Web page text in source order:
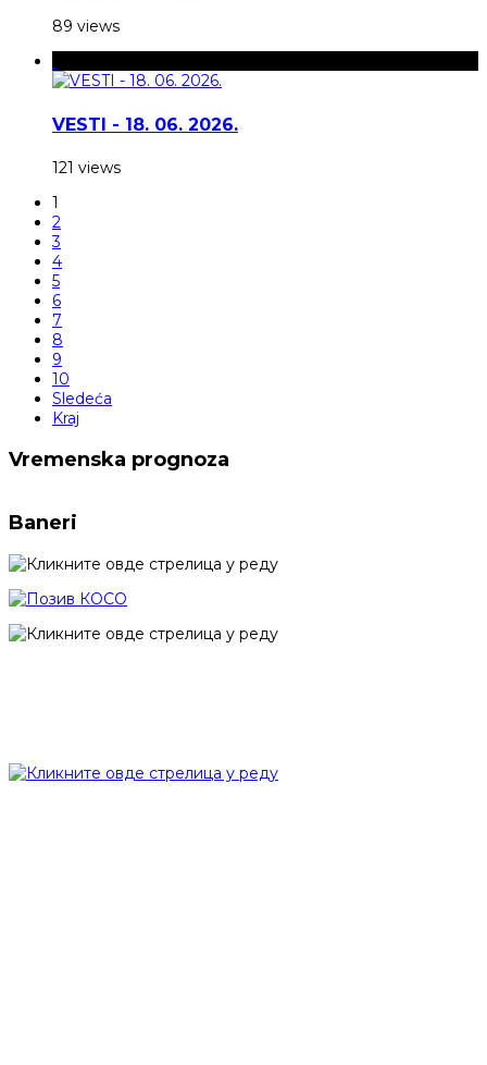
89 views
VESTI - 18. 06. 2026.
121 views
1
2
3
4
5
6
7
8
9
10
Sledeća
Kraj
Vremenska prognoza
Baneri